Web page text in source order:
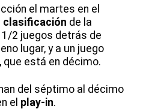
el martes en el
clasificación de la
1/2 juegos detrás de
lugar, y a un juego
está en décimo.
del séptimo al décimo
el play-in.